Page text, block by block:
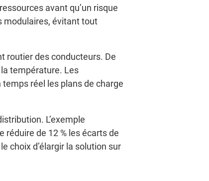
avant qu’un risque
modulaires, évitant tout
routier des conducteurs. De
température. Les
réel les plans de charge
L’exemple
de 12 % les écarts de
choix d’élargir la solution sur